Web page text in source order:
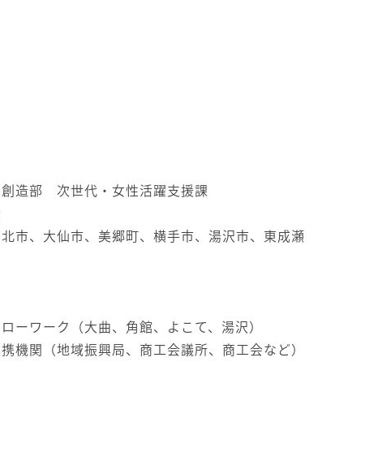
創造部 次世代・女性活躍支援課
市、大仙市、美郷町、横手市、湯沢市、東成瀬
ーワーク（大曲、角館、よこて、湯沢）
機関（地域振興局、商工会議所、商工会など）